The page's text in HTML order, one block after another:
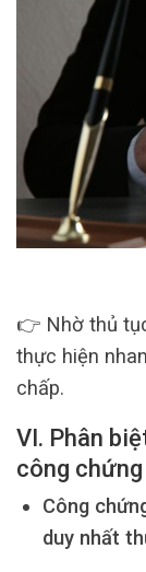
👉 Nhờ thủ
thực hiện
chấp.
VI. Phân
công
Công
duy nhất